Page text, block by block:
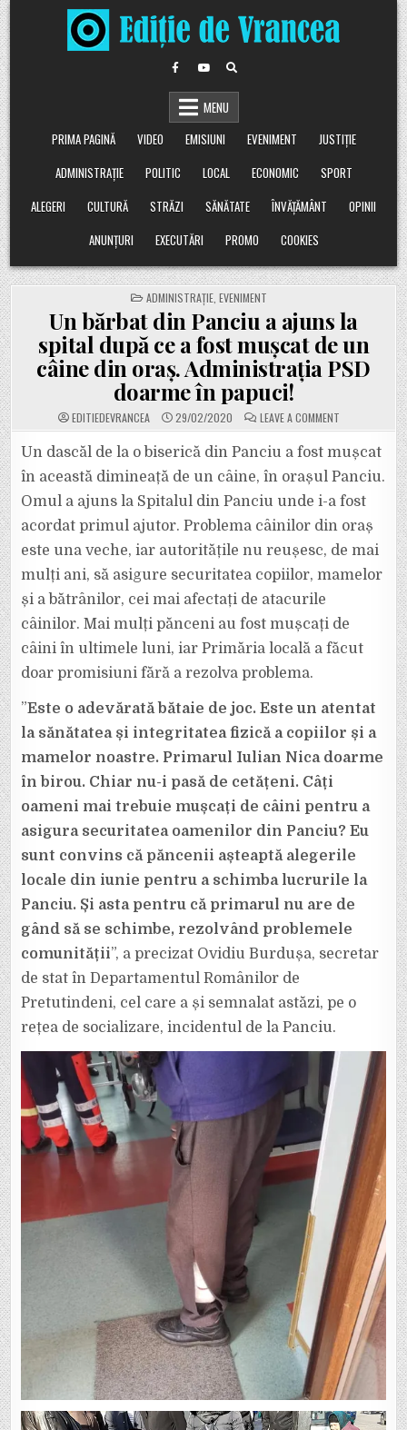
Skip
to
content
MENU
PRIMA PAGINĂ
VIDEO EMISIUNI EVENIMENT
JUSTIȚIE
ADMINISTRAȚIE
POLITIC LOCAL ECONOMIC
SPORT
ALEGERI
CULTURĂ STRĂZI SĂNĂTATE ÎNVĂȚĂMÂNT
OPINII
ANUNȚURI
EXECUTĂRI PROMO COOKIES
POSTED
IN
ADMINISTRAȚIE EVENIMENT
Un bărbat din Panciu a ajuns la
spital după ce a fost mușcat de un
câine din oraș. Administrația PSD
doarme în papuci!
EDITIEDEVRANCEA 29/02/2020 LEAVE A COMMENT
UN
DIN
PANCIU
A
AJUNS
LA
SPITAL
CE
FOST
MUȘCAT
DE
UN
ADMINISTRAȚIA
DOARME
ÎN
Un dascăl de la o biserică din Panciu a fost mușcat
în această dimineață de un câine, în orașul Panciu.
Omul a ajuns la Spitalul din Panciu unde i-a fost
acordat primul ajutor. Problema câinilor din oraș
este una veche, iar autoritățile nu reușesc, de mai
mulți ani, să asigure securitatea copiilor, mamelor
și a bătrânilor, cei mai afectați de atacurile
câinilor. Mai mulți pănceni au fost mușcați de
câini în ultimele luni, iar Primăria locală a făcut
doar promisiuni fără a rezolva problema.
”Este o adevărată bătaie de joc. Este un atentat
la sănătatea și integritatea fizică a copiilor și a
mamelor noastre. Primarul Iulian Nica doarme
în birou. Chiar nu-i pasă de cetățeni. Câți
oameni mai trebuie mușcați de câini pentru a
asigura securitatea oamenilor din Panciu? Eu
sunt convins că păncenii așteaptă alegerile
locale din iunie pentru a schimba lucrurile la
Panciu. Și asta pentru că primarul nu are de
gând să se schimbe, rezolvând problemele
comunității”, a precizat Ovidiu Burdușa, secretar
de stat în Departamentul Românilor de
Pretutindeni, cel care a și semnalat astăzi, pe o
rețea de socializare, incidentul de la Panciu.